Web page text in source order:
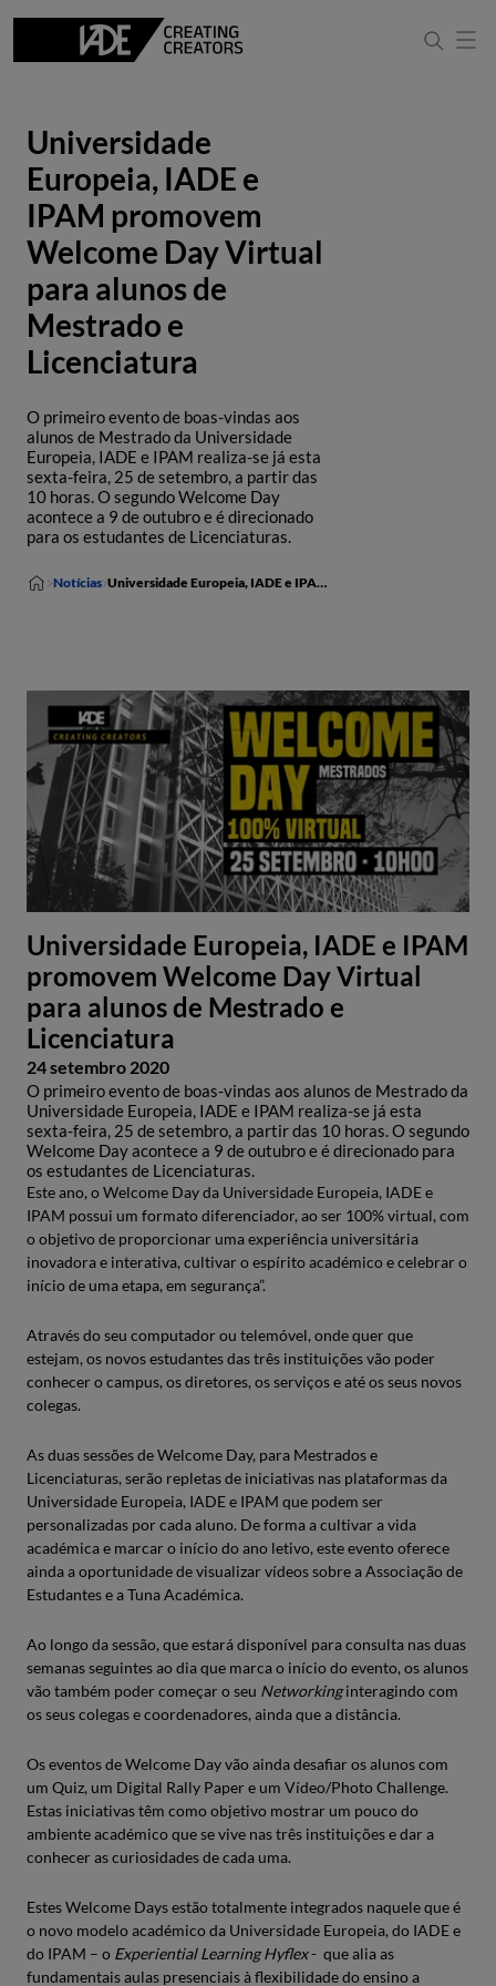
Universidade
Europeia, IADE e
IPAM promovem
Welcome Day Virtual
para alunos de
Mestrado e
Licenciatura
O primeiro evento de boas-vindas aos
alunos de Mestrado da Universidade
Europeia, IADE e IPAM realiza-se já esta
sexta-feira, 25 de setembro, a partir das
10 horas. O segundo Welcome Day
acontece a 9 de outubro e é direcionado
para os estudantes de Licenciaturas.
Notícias Universidade Europeia, IADE e IPAM promovem Welcome Day Virtual para alunos de Mestrado e Licenciatura
Universidade Europeia, IADE e IPAM
promovem Welcome Day Virtual
para alunos de Mestrado e
Licenciatura
24 setembro 2020
O primeiro evento de boas-vindas aos alunos de Mestrado da
Universidade Europeia, IADE e IPAM realiza-se já esta
sexta-feira, 25 de setembro, a partir das 10 horas. O segundo
Welcome Day acontece a 9 de outubro e é direcionado para
os estudantes de Licenciaturas.
Este ano, o Welcome Day da Universidade Europeia, IADE e
IPAM possui um formato diferenciador, ao ser 100% virtual, com
o objetivo de proporcionar uma experiência universitária
inovadora e interativa, cultivar o espírito académico e celebrar o
início de uma etapa, em segurança”.
Através do seu computador ou telemóvel, onde quer que
estejam, os novos estudantes das três instituições vão poder
conhecer o campus, os diretores, os serviços e até os seus novos
colegas.
As duas sessões de Welcome Day, para Mestrados e
Licenciaturas, serão repletas de iniciativas nas plataformas da
Universidade Europeia, IADE e IPAM que podem ser
personalizadas por cada aluno. De forma a cultivar a vida
académica e marcar o início do ano letivo, este evento oferece
ainda a oportunidade de visualizar vídeos sobre a Associação de
Estudantes e a Tuna Académica.
Ao longo da sessão, que estará disponível para consulta nas duas
semanas seguintes ao dia que marca o início do evento, os alunos
vão também poder começar o seu Networkinginteragindo com
os seus colegas e coordenadores, ainda que a distância.
Os eventos de Welcome Day vão ainda desafiar os alunos com
um Quiz, um Digital Rally Paper e um Vídeo/Photo Challenge.
Estas iniciativas têm como objetivo mostrar um pouco do
ambiente académico que se vive nas três instituições e dar a
conhecer as curiosidades de cada uma.
Estes Welcome Days estão totalmente integrados naquele que é
o novo modelo académico da Universidade Europeia, do IADE e
do IPAM – o Experiential Learning Hyflex- que alia as
fundamentais aulas presenciais à flexibilidade do ensino a